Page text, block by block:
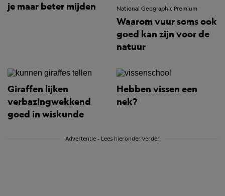
je maar beter mijden
National Geographic Premium
Waarom vuur soms ook
goed kan zijn voor de
natuur
Giraffen lijken
verbazingwekkend
goed in wiskunde
Hebben vissen een
nek?
Advertentie - Lees hieronder verder